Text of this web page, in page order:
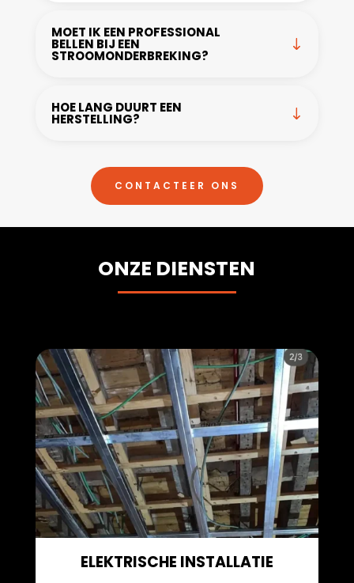
MOET IK EEN PROFESSIONAL
BELLEN BIJ EEN
STROOMONDERBREKING?
HOE LANG DUURT EEN
HERSTELLING?
CONTACTEER ONS
ONZE DIENSTEN
ELEKTRISCHE INSTALLATIE